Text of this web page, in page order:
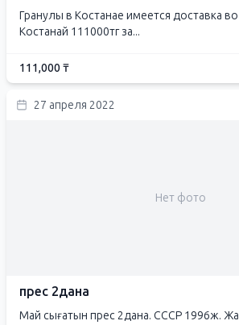
Гранулы в Костанае имеется доставка во
Костанай 111000тг за...
111,000 ₸
27 апреля 2022
Нет фото
прес 2дана
Май сығатын прес 2дана. СССР 1996ж.